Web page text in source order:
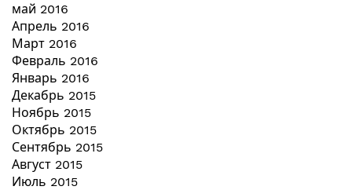
май 2016
Апрель 2016
Март 2016
Февраль 2016
Январь 2016
Декабрь 2015
Ноябрь 2015
Октябрь 2015
Сентябрь 2015
Август 2015
Июль 2015